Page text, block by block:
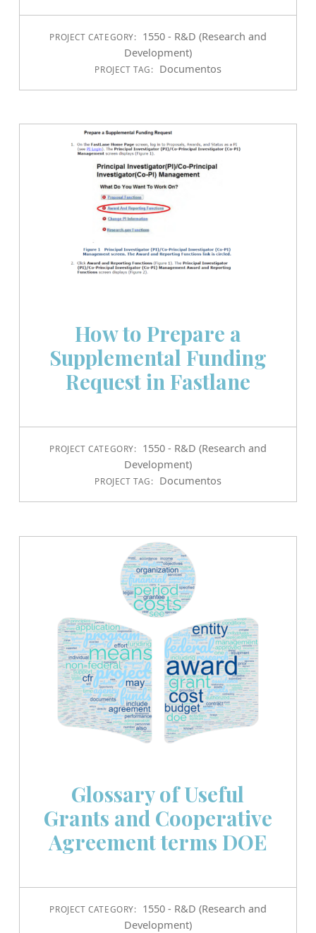
PROJECT CATEGORY:
1550 - R&D (Research and
Development)
PROJECT TAG: Documentos
How to Prepare a
Supplemental Funding
Request in Fastlane
PROJECT CATEGORY:
1550 - R&D (Research and
Development)
PROJECT TAG: Documentos
Glossary of Useful
Grants and Cooperative
Agreement terms DOE
PROJECT CATEGORY:
1550 - R&D (Research and
Development)